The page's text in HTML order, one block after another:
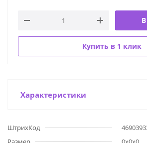
Купить в 1 клик
Характеристики
ШтрихКод